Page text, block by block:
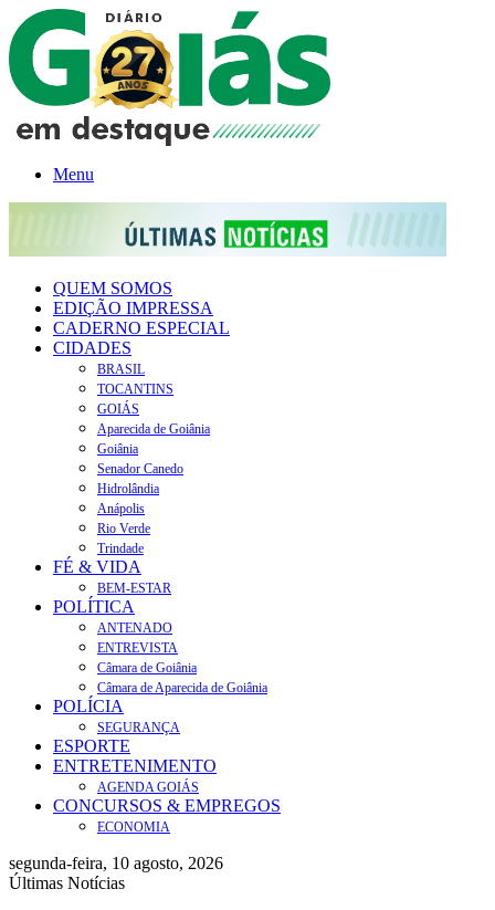
Menu
QUEM SOMOS
EDIÇÃO IMPRESSA
CADERNO ESPECIAL
CIDADES
BRASIL
TOCANTINS
GOIÁS
Aparecida de Goiânia
Goiânia
Senador Canedo
Hidrolândia
Anápolis
Rio Verde
Trindade
FÉ & VIDA
BEM-ESTAR
POLÍTICA
ANTENADO
ENTREVISTA
Câmara de Goiânia
Câmara de Aparecida de Goiânia
POLÍCIA
SEGURANÇA
ESPORTE
ENTRETENIMENTO
AGENDA GOIÁS
CONCURSOS & EMPREGOS
ECONOMIA
segunda-feira, 10 agosto, 2026
Últimas Notícias